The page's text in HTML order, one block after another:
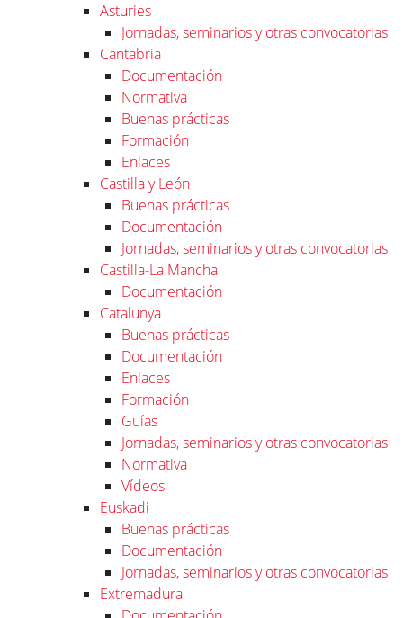
Asturies
Jornadas, seminarios y otras convocatorias
Cantabria
Documentación
Normativa
Buenas prácticas
Formación
Enlaces
Castilla y León
Buenas prácticas
Documentación
Jornadas, seminarios y otras convocatorias
Castilla-La Mancha
Documentación
Catalunya
Buenas prácticas
Documentación
Enlaces
Formación
Guías
Jornadas, seminarios y otras convocatorias
Normativa
Vídeos
Euskadi
Buenas prácticas
Documentación
Jornadas, seminarios y otras convocatorias
Extremadura